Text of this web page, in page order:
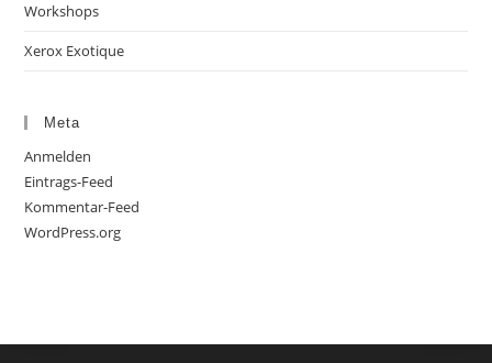
Workshops
Xerox Exotique
Meta
Anmelden
Eintrags-Feed
Kommentar-Feed
WordPress.org